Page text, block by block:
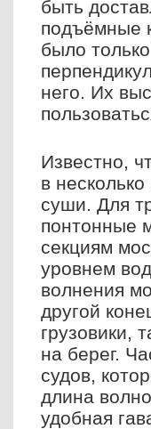
быть
подъёмные
было
него. Их
Известно,
в
суши. Для
понтонные
секциям
уровнем
волнения
другой
грузовики,
на берег.
судов,
длина
удобная